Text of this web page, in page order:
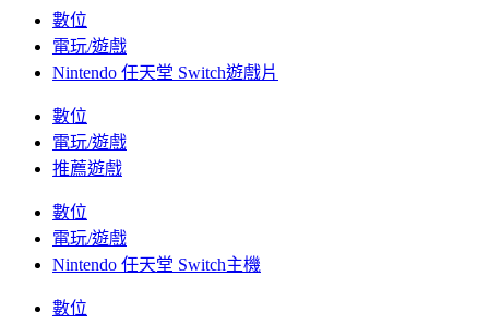
數位
電玩/遊戲
Nintendo 任天堂 Switch遊戲片
數位
電玩/遊戲
推薦遊戲
數位
電玩/遊戲
Nintendo 任天堂 Switch主機
數位